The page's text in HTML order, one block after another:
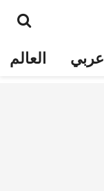
عربي العالم